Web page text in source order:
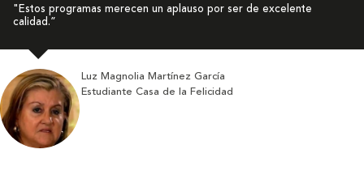
"Estos programas merecen un aplauso por ser de excelente
calidad.”
Luz Magnolia Martínez García
Estudiante Casa de la Felicidad